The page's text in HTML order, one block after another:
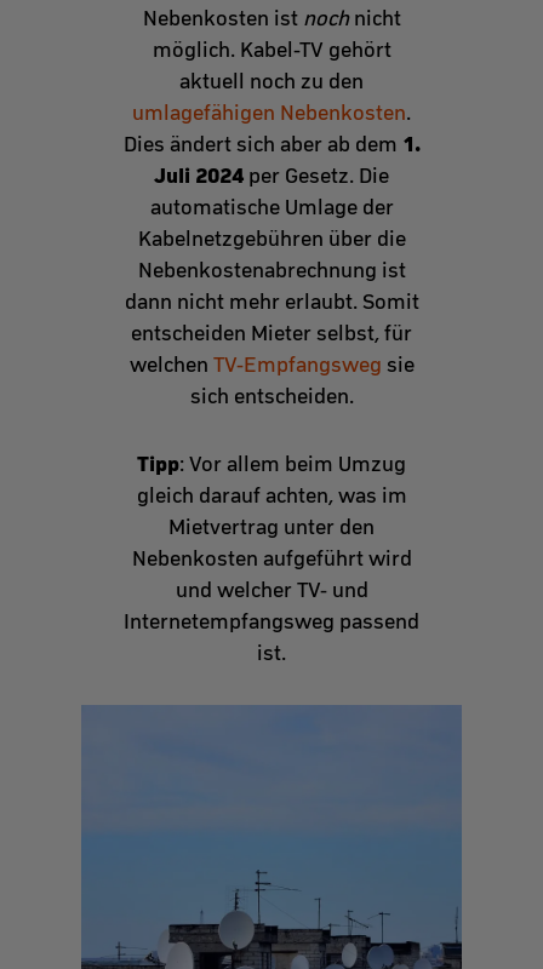
Nebenkosten ist nochnicht
möglich. Kabel-TV gehört
aktuell noch zu den
umlagefähigen Nebenkosten.
Dies ändert sich aber ab dem 1.
Juli 2024 per Gesetz. Die
automatische Umlage der
Kabelnetzgebühren über die
Nebenkostenabrechnung ist
dann nicht mehr erlaubt. Somit
entscheiden Mieter selbst, für
welchen TV-Empfangsweg sie
sich entscheiden.
Tipp: Vor allem beim Umzug
gleich darauf achten, was im
Mietvertrag unter den
Nebenkosten aufgeführt wird
und welcher TV- und
Internetempfangsweg passend
ist.